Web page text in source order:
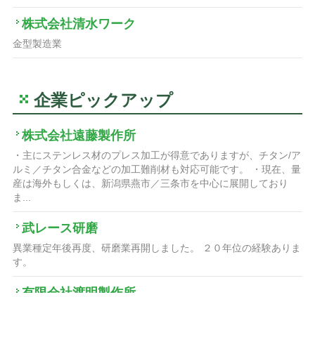
株式会社清水ワーク
金型製造業
企業ピックアップ
株式会社遠藤製作所
・主にステンレス材のプレス加工が得意でありますが、チタン/ア
ルミ／チタン合金などの加工難削材も対応可能です。 ・現在、量
産は海外もしくは、新潟県燕市／三条市を中心に展開しており
ま...
武レース研磨
異業種定年後再度、研磨業再開しました。 ２０年位の経験ありま
す。
有限会社渡明製作所